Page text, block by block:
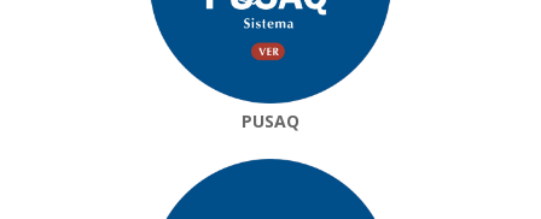
PUSAQ